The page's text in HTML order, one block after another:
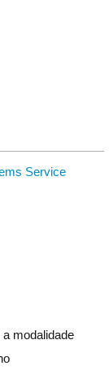
Service
modalidade